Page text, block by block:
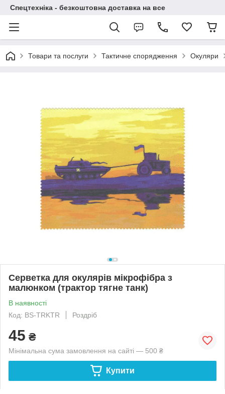
Спецтехніка - безкоштовна доставка на все
Товари та послуги Тактичне спорядження Окуляри
Серветка для окулярів мікрофібра з
малюнком (трактор тягне танк)
В наявності
Код: BS-TRKTR
Роздріб
45 ₴
Мінімальна сума замовлення на сайті — 500 ₴
Купити